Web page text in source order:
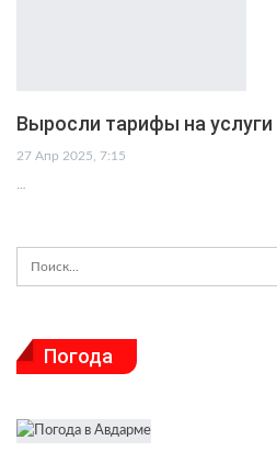
Выросли тарифы на
27 Апр 2025, 7:15
Погода